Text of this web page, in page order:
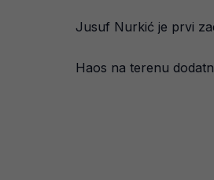
Jusuf Nurkić je prvi
Haos na terenu